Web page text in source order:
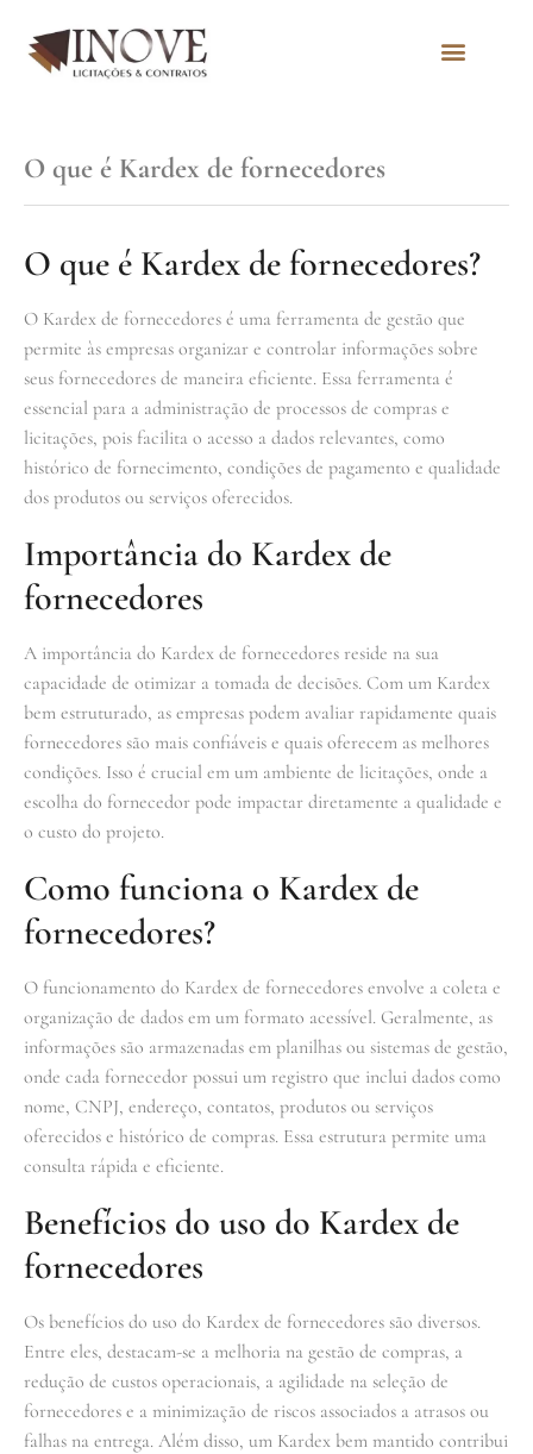
O que é Kardex de fornecedores
O que é Kardex de fornecedores?
O Kardex de fornecedores é uma ferramenta de gestão que
permite às empresas organizar e controlar informações sobre
seus fornecedores de maneira eficiente. Essa ferramenta é
essencial para a administração de processos de compras e
licitações, pois facilita o acesso a dados relevantes, como
histórico de fornecimento, condições de pagamento e qualidade
dos produtos ou serviços oferecidos.
Importância do Kardex de
fornecedores
A importância do Kardex de fornecedores reside na sua
capacidade de otimizar a tomada de decisões. Com um Kardex
bem estruturado, as empresas podem avaliar rapidamente quais
fornecedores são mais confiáveis e quais oferecem as melhores
condições. Isso é crucial em um ambiente de licitações, onde a
escolha do fornecedor pode impactar diretamente a qualidade e
o custo do projeto.
Como funciona o Kardex de
fornecedores?
O funcionamento do Kardex de fornecedores envolve a coleta e
organização de dados em um formato acessível. Geralmente, as
informações são armazenadas em planilhas ou sistemas de gestão,
onde cada fornecedor possui um registro que inclui dados como
nome, CNPJ, endereço, contatos, produtos ou serviços
oferecidos e histórico de compras. Essa estrutura permite uma
consulta rápida e eficiente.
Benefícios do uso do Kardex de
fornecedores
Os benefícios do uso do Kardex de fornecedores são diversos.
Entre eles, destacam-se a melhoria na gestão de compras, a
redução de custos operacionais, a agilidade na seleção de
fornecedores e a minimização de riscos associados a atrasos ou
falhas na entrega. Além disso, um Kardex bem mantido contribui